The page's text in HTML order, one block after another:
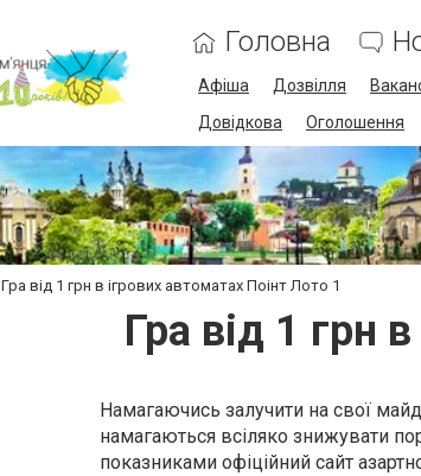
Головна
Афіша Дозвілля
Довідкова
Оголошення
Гра від 1 грн в ігрових автоматах Поінт Лото 1
Гра від 1 грн
Намагаючись залучити на свої
намагаються всіляко знижувати
показниками офіційний сайт